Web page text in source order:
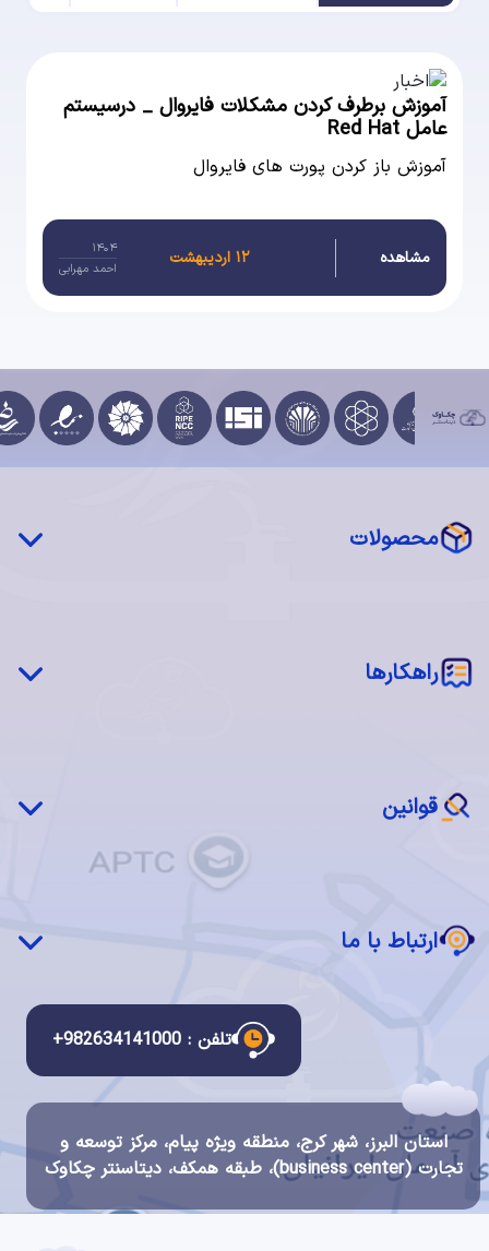
آموزش برطرف کردن مشکلات فایروال _ درسیستم
عامل Red Hat
آموزش باز کردن پورت های فایروال
مشاهده ۱۲ اردیبهشت
۱۴۰۴
احمد مهرابی
محصولات
سرور فیزیکی اختصاصی (MaaS)
نرم‌افزار ابری (SaaS)
‌‌راهکارها
ابر خصوصی چکاوک
قوانین
قوانین و مقررات استفاده از سرویس ها
قانون تجارت الکترونیک
قوانین سیستم مالی و احراز هویت چکاوک
ارتباط با ما
گواهینامه ها و اعتبارات
شرح مشاغل
فرصت های شغلی
تلفن : 982634141000+
استان البرز، شهر کرج، منطقه ویژه پیام، مرکز توسعه و
تجارت (business center)، طبقه همکف، دیتاسنتر چکاوک